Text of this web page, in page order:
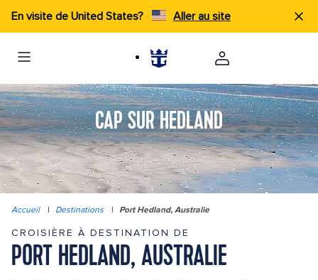
En visite de United States? Aller au site
CAP SUR HEDLAND
Accueil | Destinations | Port Hedland, Australie
CROISIÈRE À DESTINATION DE
PORT HEDLAND, AUSTRALIE